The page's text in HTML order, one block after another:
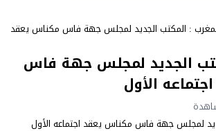
: المكتب الجديد لمجلس جهة فاس مكناس يعقد
الجديد لمجلس جهة فاس
الأول